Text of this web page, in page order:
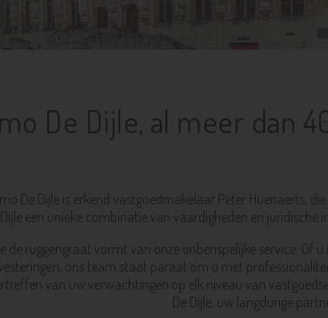
De Dijle, al meer dan
De Dijle is erkend vastgoedmakelaar Peter Huenaerts,
Dijle een unieke combinatie van vaardigheden en juridische
de ruggengraat vormt van onze onberispelijke service.
ons team staat paraat om u met
van uw verwachtingen op elk niveau van
De Dijle, uw langdurige